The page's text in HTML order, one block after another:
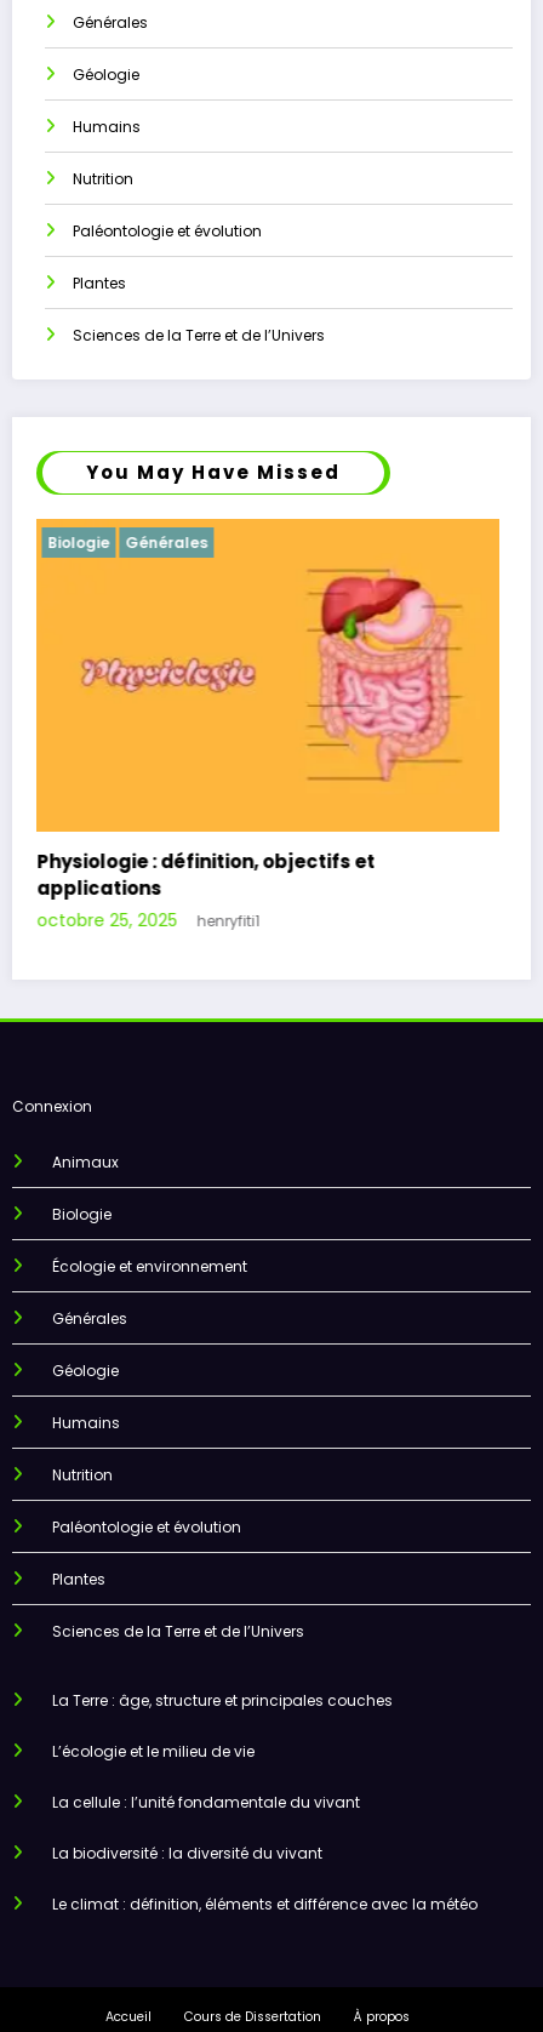
Générales
Géologie
Humains
Nutrition
Paléontologie et évolution
Plantes
Sciences de la Terre et de l’Univers
You May Have Missed
Écologie et environnement
Écologie : définition, objectifs et applications
octobre 25, 2025
Biologie
Écologie et environnement
Générales
Géologie
Humains
Nutrition
Paléontologie et évolution
Plantes
Sciences de la Terre et de l’Univers
Accueil Cours de Dissertation
À propos
Politique de confidentialité – Cours SVT